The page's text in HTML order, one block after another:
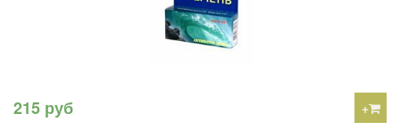
215 руб
+